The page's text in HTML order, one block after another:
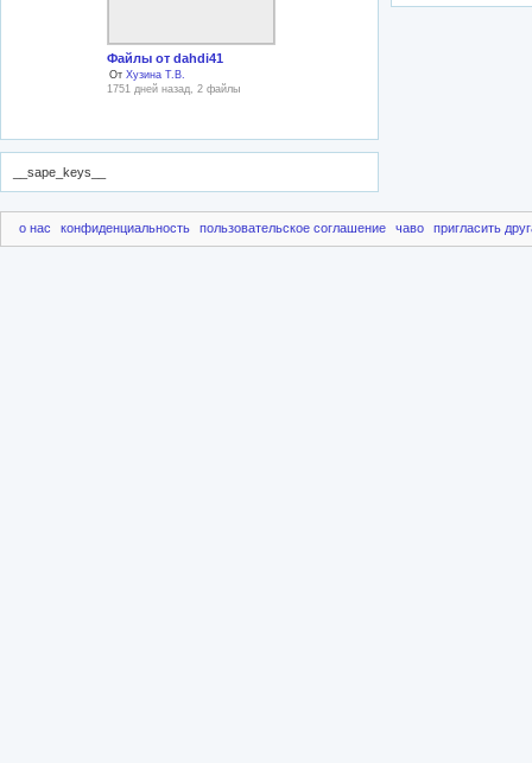
Файлы от dahdi41
От Хузина Т.В.
1751 дней назад, 2 файлы
__sape_keys__
о нас конфиденциальность пользовательское соглашение чаво пригласить